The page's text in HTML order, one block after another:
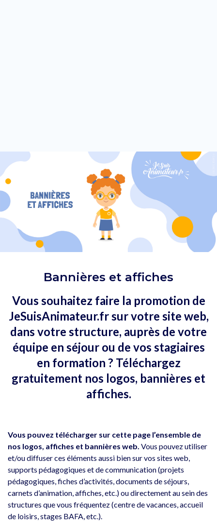
Bannières et affiches
Vous souhaitez faire la promotion de
JeSuisAnimateur.fr sur votre site web,
dans votre structure, auprès de votre
équipe en séjour ou de vos stagiaires
en formation ? Téléchargez
gratuitement nos logos, bannières et
affiches.
Vous pouvez télécharger sur cette page l’ensemble de
nos logos, affiches et bannières web. Vous pouvez utiliser
et/ou diffuser ces éléments aussi bien sur vos sites web,
supports pédagogiques et de communication (projets
pédagogiques, fiches d’activités, documents de séjours,
carnets d’animation, affiches, etc.) ou directement au sein des
structures que vous fréquentez (centre de vacances, accueil
de loisirs, stages BAFA, etc.).